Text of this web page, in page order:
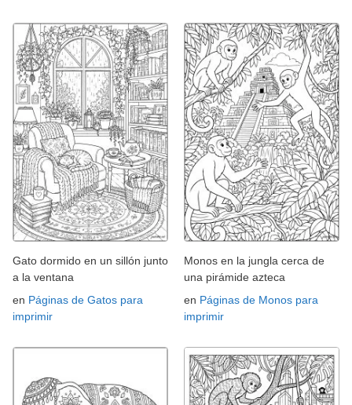
Gato dormido en un sillón junto
a la ventana
en Páginas de Gatos para
imprimir
Monos en la jungla cerca de
una pirámide azteca
en Páginas de Monos para
imprimir